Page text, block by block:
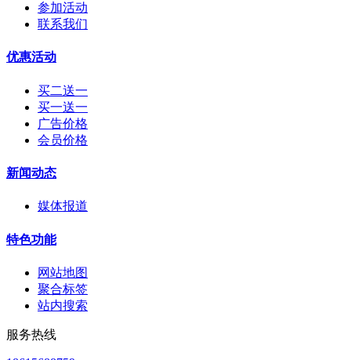
参加活动
联系我们
优惠活动
买二送一
买一送一
广告价格
会员价格
新闻动态
媒体报道
特色功能
网站地图
聚合标签
站内搜索
服务热线